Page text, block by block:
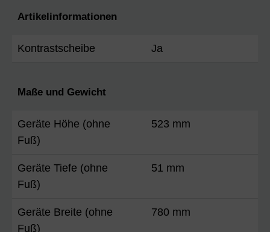
Artikelinformationen
Kontrastscheibe Ja
Maße und Gewicht
Geräte Höhe (ohne
Fuß)
523 mm
Geräte Tiefe (ohne
Fuß)
51 mm
Geräte Breite (ohne
Fuß)
780 mm